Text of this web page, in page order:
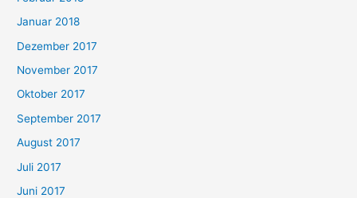
Januar 2018
Dezember 2017
November 2017
Oktober 2017
September 2017
August 2017
Juli 2017
Juni 2017